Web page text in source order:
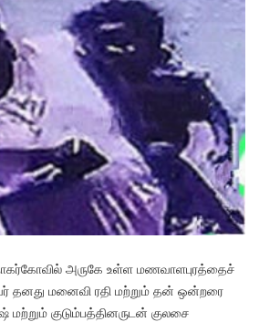
அருகே உள்ள மணவாளபுரத்தைச்
தனது மனைவி ரதி மற்றும் தன் ஒன்றரை
குடும்பத்தினருடன் குலசை